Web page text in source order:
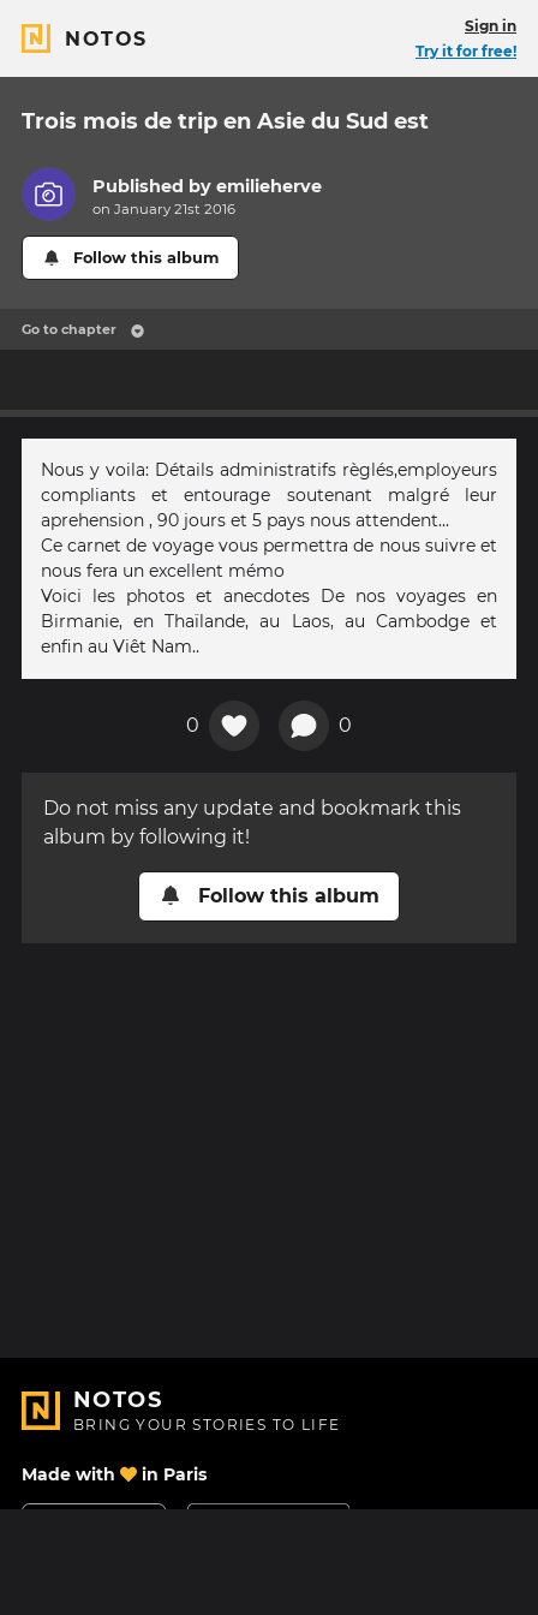
NOTOS
Sign in
Try it for free!
Trois mois de trip en Asie du Sud est
Published byemilieherve
on January 21st 2016
Follow this album
Go to chapter
Nous y voila: Détails administratifs règlés,employeurs
compliants et entourage soutenant malgré leur
aprehension , 90 jours et 5 pays nous attendent...
Ce carnet de voyage vous permettra de nous suivre et
nous fera un excellent mémo
Voici les photos et anecdotes De nos voyages en
Birmanie, en Thaïlande, au Laos, au Cambodge et
enfin au Viêt Nam..
0 0
Do not miss any update and bookmark this
album by following it!
Follow this album
NOTOS
BRING YOUR STORIES TO LIFE
Made with in Paris